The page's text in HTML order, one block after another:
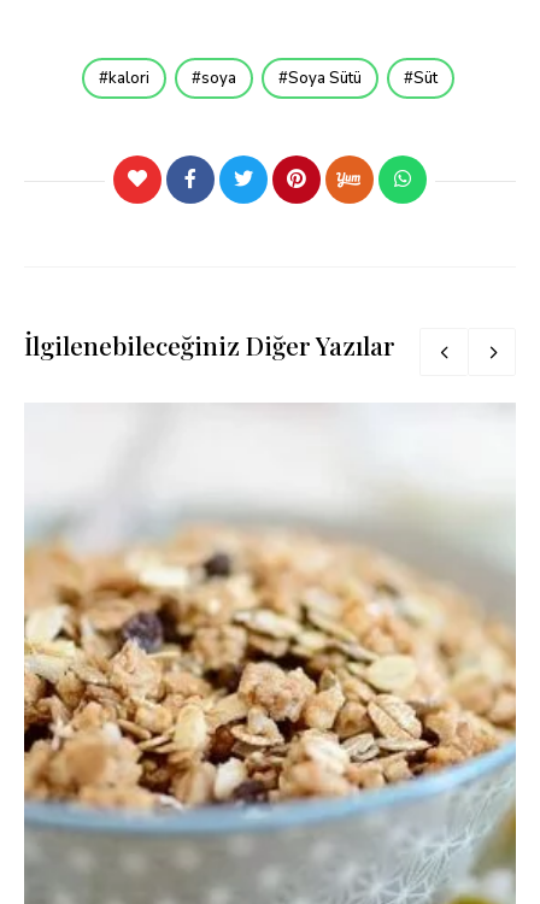
kalori soya Soya Sütü Süt
İlgilenebileceğiniz Diğer Yazılar